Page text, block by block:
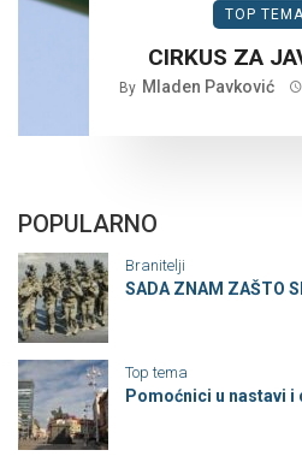
TOP TEMA
CIRKUS ZA
By Mladen Pavković
POPULARNO
Branitelji
SADA ZNAM ZAŠTO
Top tema
Pomoćnici u nastavi i